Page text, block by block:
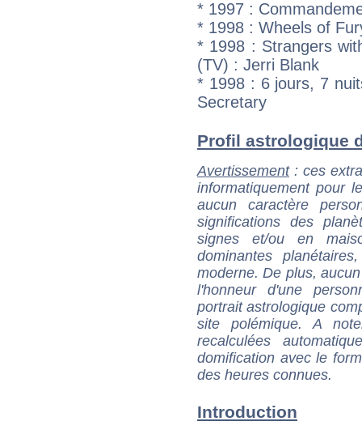
* 1997 :
* 1998 : Wheels of
* 1998 : Strangers
(TV) : Jerri Blank
* 1998 : 6 jours, 7
Secretary
Profil astrologique
Avertissement: ces
informatiquement pour
aucun caractère
significations des
signes et/ou en
dominantes
moderne. De plus,
l'honneur d'une
portrait astrologique
site polémique. A
recalculées
domification avec le
des heures connues.
Introduction